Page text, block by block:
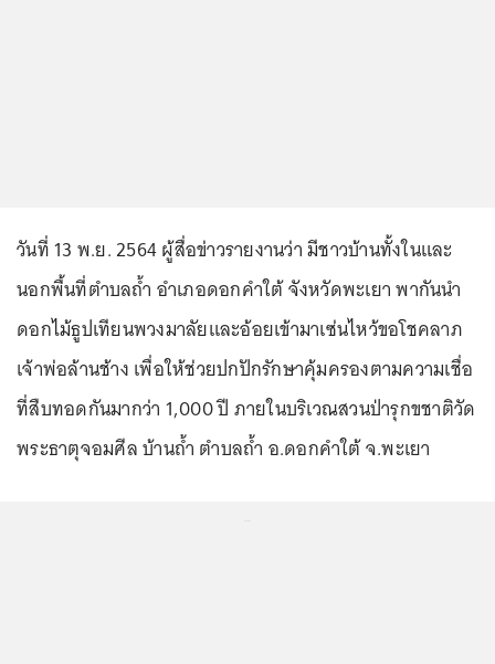
วันที่ 13 พ.ย. 2564 ผู้สื่อข่าวรายงานว่า มีชาวบ้านทั้งในและ
นอกพื้นที่ตำบลถ้ำ อำเภอดอกคำใต้ จังหวัดพะเยา พากันนำ
ดอกไม้ธูปเทียนพวงมาลัยและอ้อยเข้ามาเซ่นไหว้ขอโชคลาภ
เจ้าพ่อล้านช้าง เพื่อให้ช่วยปกปักรักษาคุ้มครองตามความเชื่อ
ที่สืบทอดกันมากว่า 1,000 ปี ภายในบริเวณสวนป่ารุกขชาติวัด
พระธาตุจอมศีล บ้านถ้ำ ตำบลถ้ำ อ.ดอกคำใต้ จ.พะเยา